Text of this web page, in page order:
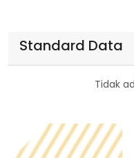
Standard Data
Tidak